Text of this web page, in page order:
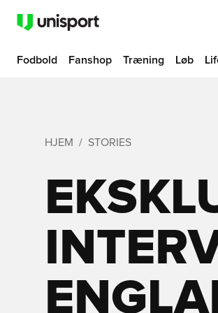
Fodbold Fanshop Træning Løb
HJEM STORIES